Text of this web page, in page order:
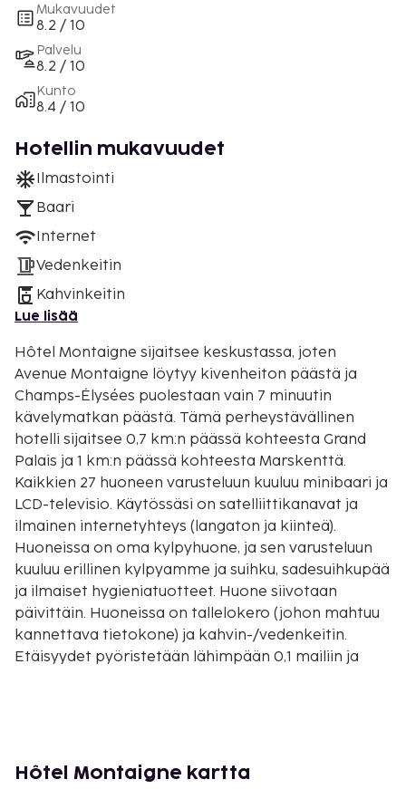
Mukavuudet
8.2 / 10
Palvelu
8.2 / 10
Kunto
8.4 / 10
Hotellin mukavuudet
Ilmastointi
Baari
Internet
Vedenkeitin
Kahvinkeitin
Lue lisää
Hôtel Montaigne sijaitsee keskustassa, joten
Avenue Montaigne löytyy kivenheiton päästä ja
Champs-Élysées puolestaan vain 7 minuutin
kävelymatkan päästä. Tämä perheystävällinen
hotelli sijaitsee 0,7 km:n päässä kohteesta Grand
Palais ja 1 km:n päässä kohteesta Marskenttä.
Kaikkien 27 huoneen varusteluun kuuluu minibaari ja
LCD-televisio. Käytössäsi on satelliittikanavat ja
ilmainen internetyhteys (langaton ja kiinteä).
Huoneissa on oma kylpyhuone, ja sen varusteluun
kuuluu erillinen kylpyamme ja suihku, sadesuihkupää
ja ilmaiset hygieniatuotteet. Huone siivotaan
päivittäin. Huoneissa on tallelokero (johon mahtuu
kannettava tietokone) ja kahvin-/vedenkeitin.
Etäisyydet pyöristetään lähimpään 0,1 mailiin ja
Champs-Élysées - 0,6 km / 0,4 mi
Hôtel Montaigne kartta